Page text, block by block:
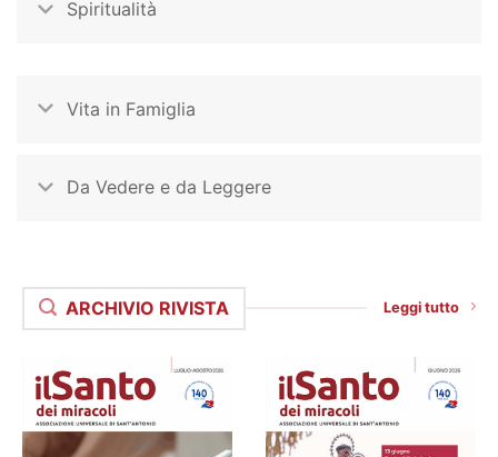
Spiritualità
Vita in Famiglia
Da Vedere e da Leggere
ARCHIVIO RIVISTA Leggi tutto